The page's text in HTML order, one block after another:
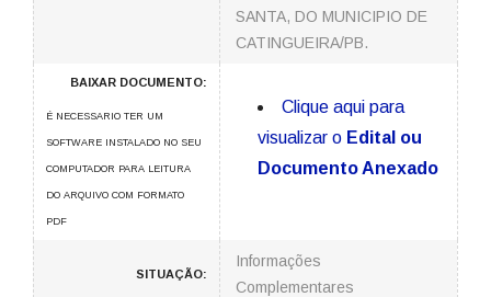
SANTA, DO MUNICIPIO DE
CATINGUEIRA/PB.
BAIXAR DOCUMENTO:
É NECESSARIO TER UM
SOFTWARE INSTALADO NO SEU
COMPUTADOR PARA LEITURA
DO ARQUIVO COM FORMATO
PDF
Clique aqui para
visualizar o Edital ou
Documento Anexado
SITUAÇÃO:
Informações
Complementares